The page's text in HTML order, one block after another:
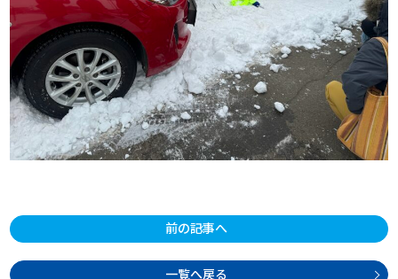
前の記事へ
一覧へ戻る